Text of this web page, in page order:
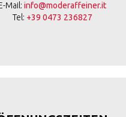
Mail: info@moderaffeiner.it
Tel: +39 0473 236827